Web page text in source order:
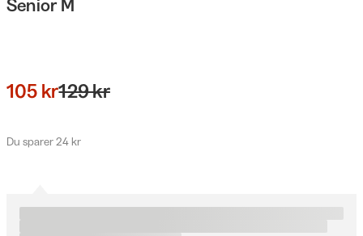
Senior M
105 kr129 kr
Du sparer 24 kr